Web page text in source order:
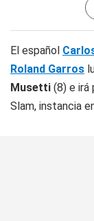
El español
Roland Garros
Musetti (8) e irá
Slam, instancia